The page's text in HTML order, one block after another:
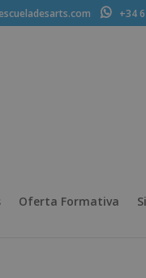
+34
Oferta Formativa